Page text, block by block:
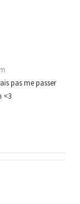
pas me passer
<3